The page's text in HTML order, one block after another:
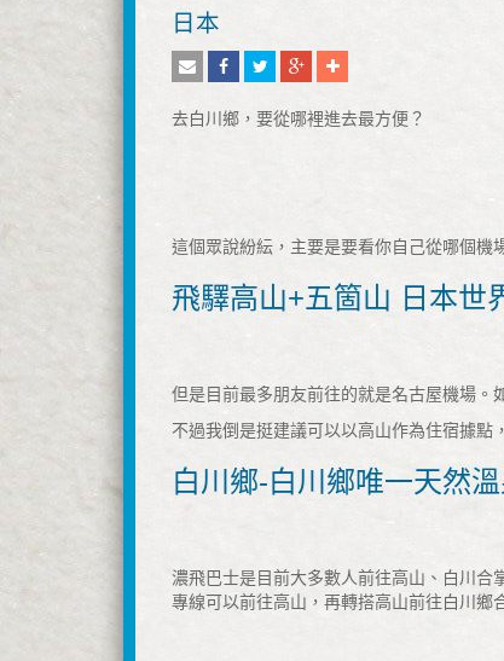
日本
去白川鄉，要從哪裡進去最方便？
這個眾說紛紜，主要是要看你自己從哪個機
飛驛高山+五箇山 日本世
但是目前最多朋友前往的就是名古屋機場。
不過我倒是挺建議可以以高山作為住宿據點
白川鄉-白川鄉唯一天然
濃飛巴士是目前大多數人前往高山、白川合
專線可以前往高山，再轉搭高山前往白川鄉